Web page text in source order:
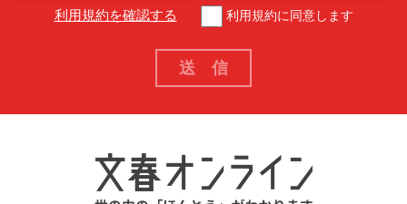
利用規約を確認する 利用規約に同意します